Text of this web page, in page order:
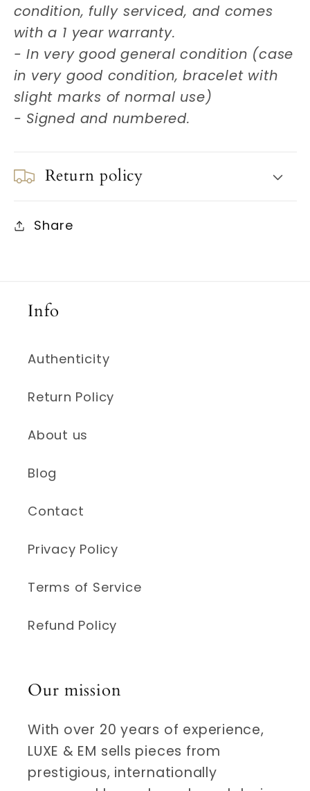
condition, fully serviced, and comes
with a 1 year warranty.
- In very good general condition (case
in very good condition, bracelet with
slight marks of normal use)
- Signed and numbered.
Return policy
Share
Info
Authenticity
Return Policy
About us
Blog
Contact
Privacy Policy
Terms of Service
Refund Policy
Our mission
With over 20 years of experience,
LUXE & EM sells pieces from
prestigious, internationally